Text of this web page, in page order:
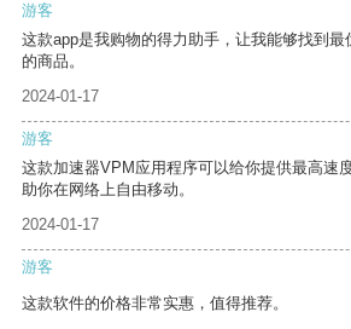
游客
这款app是我购物的得力助手，让我能够找到
的商品。
2024-01-17
游客
这款加速器VPM应用程序可以给你提供最高速
助你在网络上自由移动。
2024-01-17
游客
这款软件的价格非常实惠，值得推荐。